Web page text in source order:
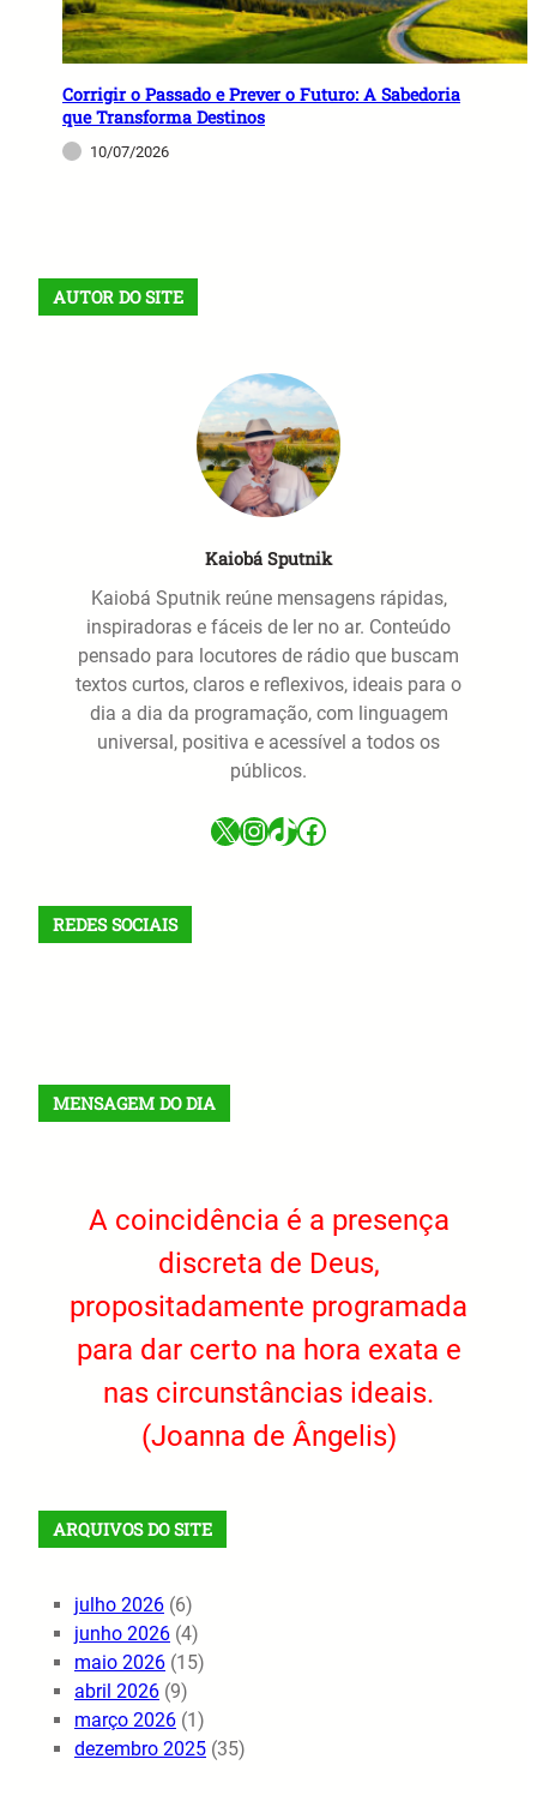
Corrigir o Passado e Prever o Futuro: A Sabedoria
que Transforma Destinos
10/07/2026
AUTOR DO SITE
Kaiobá Sputnik
Kaiobá Sputnik reúne mensagens rápidas,
inspiradoras e fáceis de ler no ar. Conteúdo
pensado para locutores de rádio que buscam
textos curtos, claros e reflexivos, ideais para o
dia a dia da programação, com linguagem
universal, positiva e acessível a todos os
públicos.
X InstagramTikTok Facebook
REDES SOCIAIS
MENSAGEM DO DIA
A coincidência é a presença
discreta de Deus,
propositadamente programada
para dar certo na hora exata e
nas circunstâncias ideais.
(Joanna de Ângelis)
ARQUIVOS DO SITE
julho 2026 (6)
junho 2026 (4)
maio 2026 (15)
abril 2026 (9)
março 2026 (1)
dezembro 2025 (35)